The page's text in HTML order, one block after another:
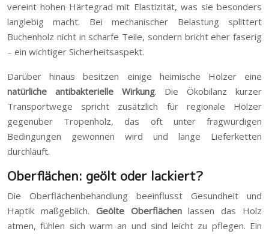
vereint hohen Härtegrad mit Elastizität, was sie besonders
langlebig macht. Bei mechanischer Belastung splittert
Buchenholz nicht in scharfe Teile, sondern bricht eher faserig
– ein wichtiger Sicherheitsaspekt.
Darüber hinaus besitzen einige heimische Hölzer eine
natürliche antibakterielle Wirkung. Die Ökobilanz kurzer
Transportwege spricht zusätzlich für regionale Hölzer
gegenüber Tropenholz, das oft unter fragwürdigen
Bedingungen gewonnen wird und lange Lieferketten
durchläuft.
Oberflächen: geölt oder lackiert?
Die Oberflächenbehandlung beeinflusst Gesundheit und
Haptik maßgeblich. Geölte Oberflächenlassen das Holz
atmen, fühlen sich warm an und sind leicht zu pflegen. Ein